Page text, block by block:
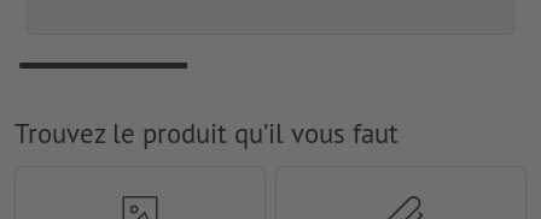
Trouvez le produit qu’il vous faut